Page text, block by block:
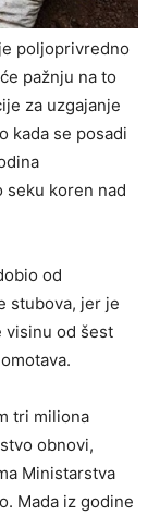
poljoprivredno
pažnju na to
za uzgajanje
kada se posadi
seku koren nad
od
stubova, jer je
visinu od šest
tri miliona
obnovi,
Ministarstva
Mada iz godine